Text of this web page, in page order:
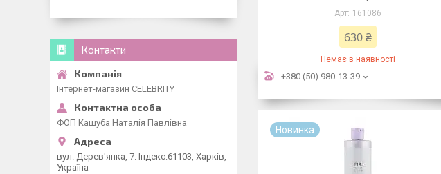
161086
630 ₴
Немає в наявності
+380 (50) 980-13-39
Новинка
Контакти
Інтернет-магазин CELEBRITY
ФОП Кашуба Наталія Павлівна
вул. Дерев'янка, 7. Індекс:61103, Харків,
Україна